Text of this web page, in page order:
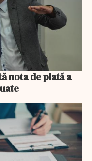
nota de plată a